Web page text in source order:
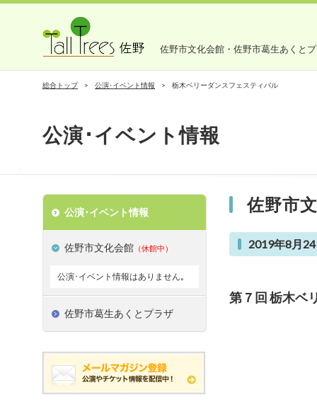
佐野市文化会館・佐野市葛生あくと
総合トップ 公演･イベント情報 栃木ベリーダンスフェスティバル
公演･イベント情報
佐野市
2019年8月
第７回 栃木ベ
公演･イベント情報
佐野市文化会館 （休館中）
公演･イベント情報はありません｡
佐野市葛生あくとプラザ